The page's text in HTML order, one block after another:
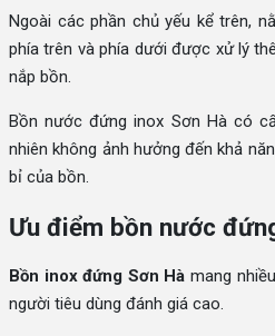
Ngoài các phần chủ yếu kể trên,
phía trên và phía dưới được xử lý
nắp bồn.
Bồn nước đứng inox Sơn Hà có
nhiên không ảnh hưởng đến khả
bỉ của bồn.
Ưu điểm bồn nước
Bồn inox đứng Sơn Hà mang
người tiêu dùng đánh giá cao.